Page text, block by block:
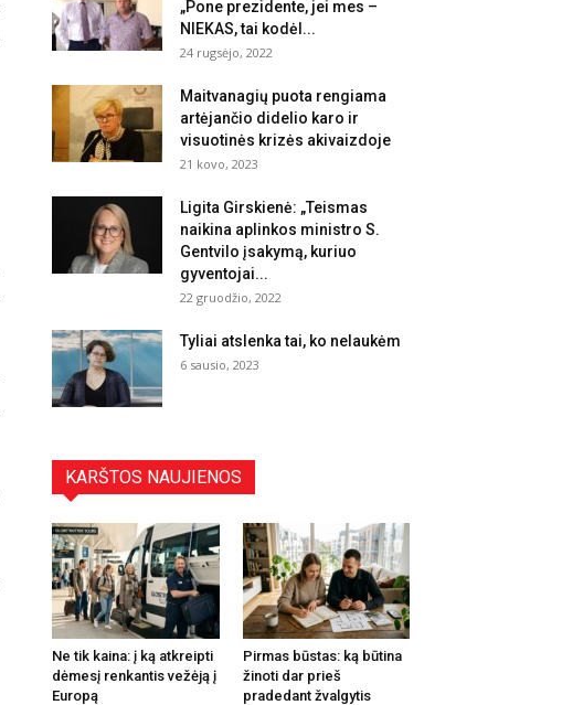
„Pone prezidente, jei mes –
NIEKAS, tai kodėl...
24 rugsėjo, 2022
Maitvanagių puota rengiama
artėjančio didelio karo ir
visuotinės krizės akivaizdoje
21 kovo, 2023
Ligita Girskienė: „Teismas
naikina aplinkos ministro S.
Gentvilo įsakymą, kuriuo
gyventojai...
22 gruodžio, 2022
Tyliai atslenka tai, ko nelaukėm
6 sausio, 2023
KARŠTOS NAUJIENOS
Ne tik kaina: į ką atkreipti
dėmesį renkantis vežėją į
Europą
Pirmas būstas: ką būtina
žinoti dar prieš
pradedant žvalgytis